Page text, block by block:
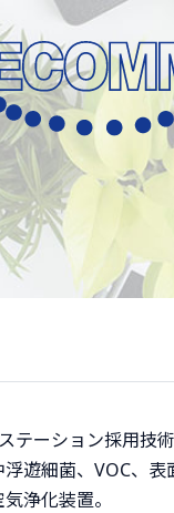
テーション採用技術
遊細菌、VOC、表
浄化装置。